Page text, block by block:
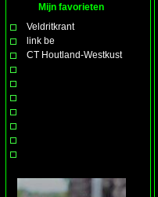
Mijn favorieten
Veldritkrant
link be
CT Houtland-Westkust